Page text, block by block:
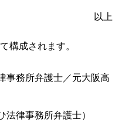
以上
構成されます。
事務所弁護士／元大阪高
法律事務所弁護士）